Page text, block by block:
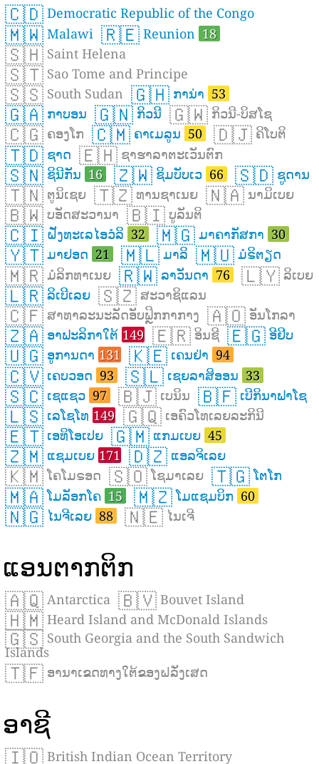
🇨🇩 Democratic Republic of the Congo
🇲🇼 Malawi 🇷🇪 Reunion 18
🇸🇭 Saint Helena
🇸🇹 Sao Tome and Principe
🇸🇸 South Sudan 🇬🇭 ການ່າ 53
🇬🇦 ກາບອນ 🇬🇳 ກິວນີ 🇬🇼 ກິວນີ-ບິສໂຊ
🇨🇬 ຄອງໂກ 🇨🇲 ຄາເມລູນ 50 🇩🇯 ຄິໂບຕິ
🇹🇩 ຊາດ 🇪🇭 ຊາຮາລາຕະເວັນຕົກ
🇸🇳 ຊິນີກັນ 16 🇿🇼 ຊິມບັບເວ 66 🇸🇩 ຊູດານ
🇹🇳 ຕູນິເຊຍ 🇹🇿 ທານຊາເນຍ 🇳🇦 ນາມິເບຍ
🇧🇼 ບອັດສະວານາ 🇧🇮 ບູລັນຕິ
🇨🇮 ຝັ່ງທະເລໄອວໍລິ 32 🇲🇬 ມາຄາກັສກາ 30
🇾🇹 ມາຢອດ 21 🇲🇱 ມາລິ 🇲🇺 ມໍຣິຕຽດ
🇲🇷 ມໍລິກທາເນຍ 🇷🇼 ລາວັນດາ 76 🇱🇾 ລິເບຍ
🇱🇷 ລິເບີເລຍ 🇸🇿 ສະວາຊິແລນ
🇨🇫 ສາທາລະນະລັດອັບຟຼິກກາກາງ 🇦🇴 ອັນໂກລາ
🇿🇦 ອາຟະລິກາໃຕ້ 149 🇪🇷 ອິນຊີ 🇪🇬 ອີຢິບ
🇺🇬 ອູການດາ 131 🇰🇪 ເຄນຢ່າ 94
🇨🇻 ເຄບວອດ 93 🇸🇱 ເຊຍລາສິອອນ 33
🇸🇨 ເຊແຊວ 97 🇧🇯 ເບນິນ 🇧🇫 ເບີກິນາຟາໂຊ
🇱🇸 ເລໂຊໂທ 149 🇬🇶 ເອຄົວໂທເລຍລະກິນີ
🇪🇹 ເອທິໂອເປຍ 🇬🇲 ແກມເບຍ 45
🇿🇲 ແຊມເບຍ 171 🇩🇿 ແອລຈິເລຍ
🇰🇲ໂຄໂມຣອດ 🇸🇴ໂຊມາເລຍ 🇹🇬ໂຕໂກ
🇲🇦ໂມລັອກໂຄ 15 🇲🇿ໂມແຊມບິກ 60
🇳🇬 ໄນຈີເລຍ 88 🇳🇪 ໄນເຈີ
ແອນຕາກຕິກ
🇦🇶 Antarctica 🇧🇻 Bouvet Island
🇭🇲 Heard Island and McDonald Islands
🇬🇸 South Georgia and the South Sandwich
Islands
🇹🇫 ອານາເຂດທາງໃຕ້ຂອງຝລັ່ງເສດ
ອາຊີ
🇮🇴 British Indian Ocean Territory